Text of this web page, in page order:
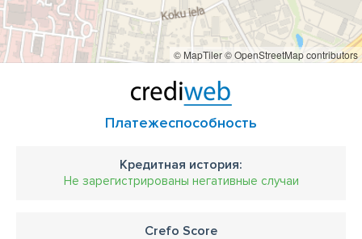
© MapTiler© OpenStreetMap contributors
Платежеспособность
Кредитная история:
Не зарегистрированы негативные случаи
Crefo Score